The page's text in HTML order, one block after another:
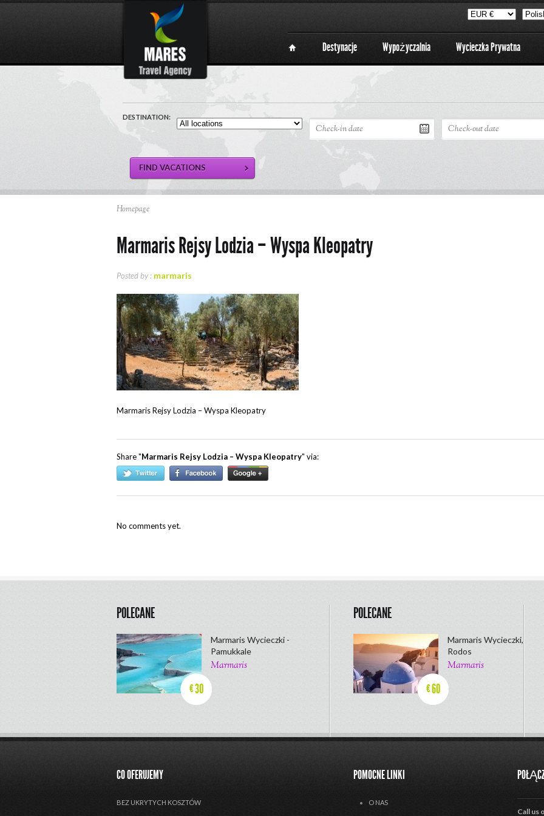
Destynacje Wypożyczalnia Wycieczka Prywatna
DESTINATION:
Homepage
Marmaris Rejsy Lodzia – Wyspa Kleopatry
Posted by : marmaris
Marmaris Rejsy Lodzia – Wyspa Kleopatry
Share "Marmaris Rejsy Lodzia – Wyspa Kleopatry" via:
No comments yet.
POLECANE
€30
Marmaris Wycieczki -
Pamukkale
Marmaris
POLECANE
€60
Marmaris Wycieczki,
Rodos
Marmaris
CO OFERUJEMY
BEZ UKRYTYCH KOSZTÓW
POMOCNE LINKI
O NAS
Call us